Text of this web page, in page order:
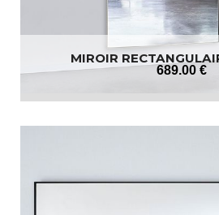
MIROIR
689.00 €